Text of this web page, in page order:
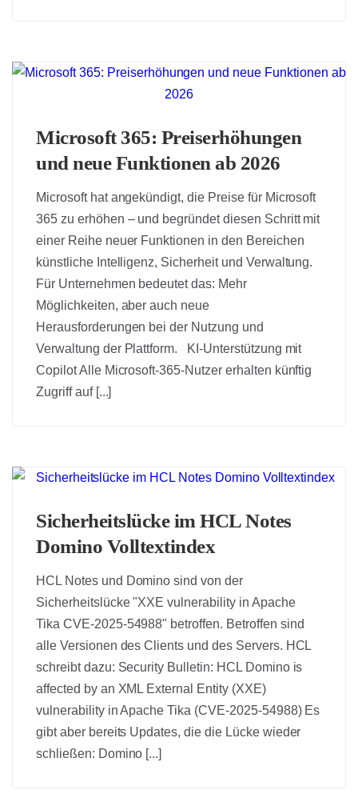
Microsoft 365: Preiserhöhungen
und neue Funktionen ab 2026
Microsoft hat angekündigt, die Preise für Microsoft
365 zu erhöhen – und begründet diesen Schritt mit
einer Reihe neuer Funktionen in den Bereichen
künstliche Intelligenz, Sicherheit und Verwaltung.
Für Unternehmen bedeutet das: Mehr
Möglichkeiten, aber auch neue
Herausforderungen bei der Nutzung und
Verwaltung der Plattform. KI-Unterstützung mit
Copilot Alle Microsoft-365-Nutzer erhalten künftig
Zugriff auf [...]
Sicherheitslücke im HCL Notes
Domino Volltextindex
HCL Notes und Domino sind von der
Sicherheitslücke "XXE vulnerability in Apache
Tika CVE-2025-54988" betroffen. Betroffen sind
alle Versionen des Clients und des Servers. HCL
schreibt dazu: Security Bulletin: HCL Domino is
affected by an XML External Entity (XXE)
vulnerability in Apache Tika (CVE-2025-54988) Es
gibt aber bereits Updates, die die Lücke wieder
schließen: Domino [...]